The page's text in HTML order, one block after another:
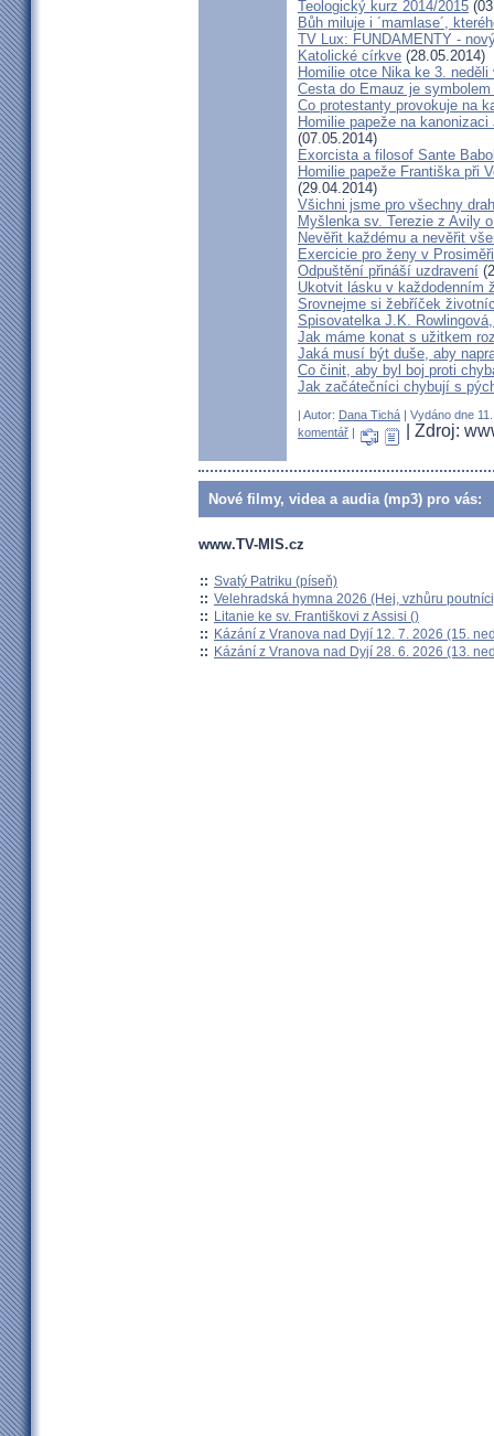
Teologický kurz 2014/2015
Bůh miluje i ´mamlase´,
TV Lux: FUNDAMENTY -
Katolické církve (28.05.2014)
Homilie otce Nika ke 3.
Cesta do Emauz je
Co protestanty provokuje na
Homilie papeže na
(07.05.2014)
Exorcista a filosof Sante
Homilie papeže Františka při
(29.04.2014)
Všichni jsme pro všechny
Myšlenka sv. Terezie z Avily
Nevěřit každému a nevěřit
Exercicie pro ženy v
Odpuštění přináší uzdravení
Ukotvit lásku v každodenním
Srovnejme si žebříček
Spisovatelka J.K.
Jak máme konat s užitkem
Jaká musí být duše, aby
Co činit, aby byl boj proti
Jak začátečníci chybují s
| Autor: Dana Tichá | Vydáno dne
komentář | | Zdroj:
Nové filmy, videa a audia (mp3) pro vás:
www.TV-MIS.cz
:: Svatý Patriku (píseň)
:: Velehradská hymna 2026 (Hej, vzhůru
:: Litanie ke sv. Františkovi z Assisi ()
:: Kázání z Vranova nad Dyjí 12. 7. 2026 (15.
:: Kázání z Vranova nad Dyjí 28. 6. 2026 (13.